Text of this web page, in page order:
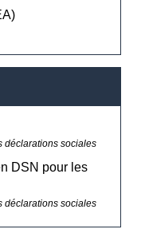
déclarations sociales
DSN pour les
déclarations sociales